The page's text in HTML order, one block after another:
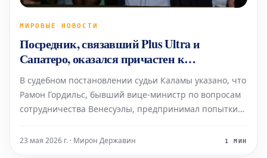
МИРОВЫЕ НОВОСТИ
Посредник, связавший Plus Ultra и
Сапатеро, оказался причастен к
предполагаемым платежам Podemos
В судебном постановлении судьи Каламы указано, что
Рамон Гордильс, бывший вице-министр по вопросам
сотрудничества Венесуэлы, предпринимал попытки
Родригеса Сапатеро).
23 мая 2026 г. · Мирон Державин 1 МИН